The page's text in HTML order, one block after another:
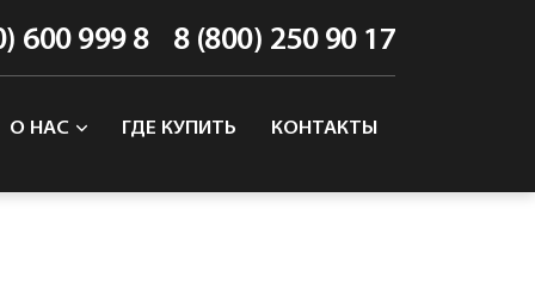
О НАС ГДЕ КУПИТЬ КОНТАКТЫ
600 999 8 8 (800) 250 90 17